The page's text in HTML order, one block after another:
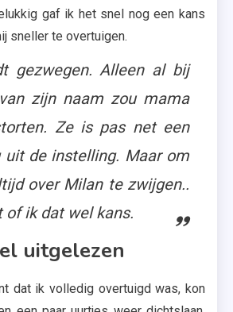
gaf ik het snel nog een kans
sneller te overtuigen.
gezwegen. Alleen al bij
zijn naam zou mama
Ze is pas net een
uit de instelling. Maar om
over Milan te zwijgen..
of ik dat wel kans.
uitgelezen
dat ik volledig overtuigd was, kon